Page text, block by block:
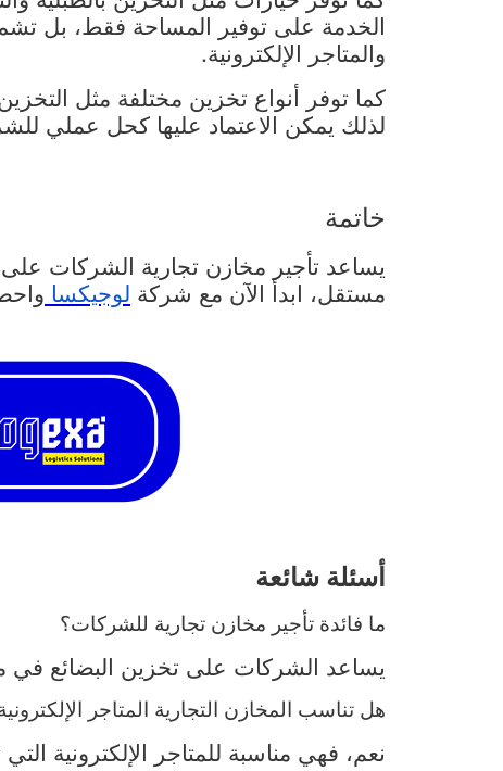
الخدمة على توفير المساحة فقط، بل
والمتاجر الإلكترونية.
كما توفر أنواع تخزين مختلفة مثل
لذلك يمكن الاعتماد عليها كحل عملي
خاتمة
يساعد تأجير مخازن تجارية الشركات
مستقل، ابدأ الآن مع شركة لوجيكسا
أسئلة شائعة
ما فائدة تأجير مخازن تجارية للشركات؟
يساعد الشركات على تخزين البضائع في
هل تناسب المخازن التجارية المتاجر
نعم، فهي مناسبة للمتاجر الإلكترونية